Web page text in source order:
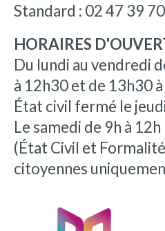
Standard : 02 47 39
HORAIRES
Du lundi au vendredi
à 12h30 et de 13h30
État civil fermé le
Le samedi de 9h à 12h
(État Civil et
citoyennes